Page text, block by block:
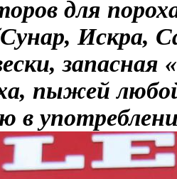
для
Искра,
запасная
пыжей
в